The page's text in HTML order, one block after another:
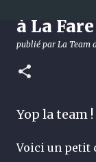
à La
publié par La Team
Yop la team !
Voici un petit